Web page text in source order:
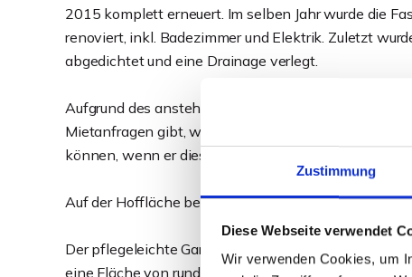
Zustimmung
Diese Webseite verwendet
Wir verwenden Cookies, um
2015 komplett erneuert. Im selben Jahr wurde die
renoviert, inkl. Badezimmer und Elektrik. Zuletzt
abgedichtet und eine Drainage verlegt.
Aufgrund des anstehenden Verkaufs warten die
Mietanfragen gibt, welche im Zuge des Verkaufs
können, wenn er dies möchte. Die Mieten bieten
Auf der Hoffläche befinden sich 2 PKW-Stellplätze.
Der pflegeleichte Gartenbereich lädt alle Bewohner
eine Fläche von rund 837 m².